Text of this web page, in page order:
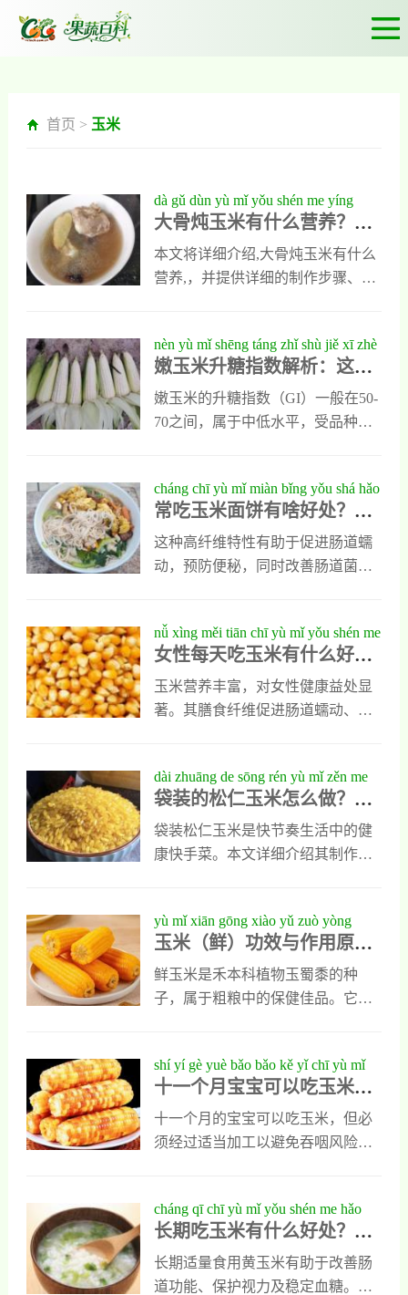
首页 > 玉米
dà gǔ dùn yù mǐ yǒu shén me yíng
yǎng yī guō yíng yǎng yòu měi wèi de
jiā cháng dùn cài zuò fǎ xiáng jiě
大骨炖玉米有什么营养？一
锅营养又美味的家常炖菜做
法详解
本文将详细介绍,大骨炖玉米有什么
营养,，并提供详细的制作步骤、食
汤。营养价值解析,猪大骨,：富含胶
原蛋白、钙质和骨髓油，具有强筋
健骨、补钙养血的作用，特别适合
儿童、老人及体质虚弱者食用。
nèn yù mǐ shēng táng zhǐ shù jiě xī zhè
yàng chī yù mǐ gèng ān xīn
嫩玉米升糖指数解析：这样
吃玉米更安心
嫩玉米的升糖指数（GI）一般在50-
70之间，属于中低水平，受品种、
而嫩玉米因淀粉转化不完全，GI值
通常低于成熟玉米。建议选择颗粒
饱满、颜色鲜亮的嫩玉米，采用水
煮方式而非烤制，并搭配蔬菜、蛋
需适量食用并监测血糖变化。
cháng chī yù mǐ miàn bǐng yǒu shá hǎo
chù yíng yǎng zhuān jiā gào sù nǐ zhēn
xiàng
常吃玉米面饼有啥好处？营
养专家告诉你真相
这种高纤维特性有助于促进肠道蠕
动，预防便秘，同时改善肠道菌群
值约为55左右，适合糖尿病患者适
量食用。此外，玉米中的植物固醇
和不饱和脂肪酸有助于降低血液中
“坏胆固醇”（LDL）水平。
nǚ xìng měi tiān chī yù mǐ yǒu shén me
hǎo chù yíng yǎng jià zhí yǔ gōng xiào
xiáng jiě
女性每天吃玉米有什么好
处？营养价值与功效详解
玉米营养丰富，对女性健康益处显
著。其膳食纤维促进肠道蠕动、预
生素缓解压力、调节情绪；叶黄素
和玉米黄素保护视力，预防眼部疾
病。建议女性每天适量食用玉米，
以获取多种必需营养，维持身体与
dài zhuāng de sōng rén yù mǐ zěn me
zuò chāo xiáng xì zuò fǎ tiáo wèi bǐ lì
qīng sōng zuò chū fàn diàn jí měi wèi
袋装的松仁玉米怎么做？超
详细做法+调味比例，轻松
做出饭店级美味
袋装松仁玉米是快节奏生活中的健
康快手菜。本文详细介绍其制作方
丁、青豆一同炒制，最后加糖、勾
芡、淋香油即可。成品色泽金黄、
香甜可口，操作简单，适合家庭餐
桌。还提供了多种搭配与创意吃
yù mǐ xiān gōng xiào yǔ zuò yòng
yuán liào jiè shào yíng yǎng fèn xī shì
yí rén qún shí yòng zhǐ dǎo shí liáo zuò
yòng shí cái wén huà
玉米（鲜）功效与作用原料
介绍营养分析适宜人群食用
指导食疗作用食材文化
鲜玉米是禾本科植物玉蜀黍的种
子，属于粗粮中的保健佳品。它富
动、防治便秘、降低胆固醇、延缓
衰老、保护视力、健脑及辅助防癌
等功效。一般人均可食用，尤其适
合脾胃气虚、心血管疾病、肥胖及
搭配豆类；霉变玉米含黄曲霉素，
严禁食用。
shí yí gè yuè bǎo bǎo kě yǐ chī yù mǐ
ma kē xué wèi yǎng zhǐ nán
十一个月宝宝可以吃玉米
吗？科学喂养指南
十一个月的宝宝可以吃玉米，但必
须经过适当加工以避免吞咽风险。
强免疫力和支持视力发育。建议将
玉米蒸熟后打成细腻的玉米泥，或
切碎与其他软糯食材搭配。首次喂
食需观察过敏反应，避免加糖加
cháng qī chī yù mǐ yǒu shén me hǎo
chù yíng yǎng zhuān jiā shēn dù jiě xī
huáng yù mǐ de jiàn kāng jià zhí
长期吃玉米有什么好处？营
养专家深度解析黄玉米的健
康价值
长期适量食用黄玉米有助于改善肠
道功能、保护视力及稳定血糖。其